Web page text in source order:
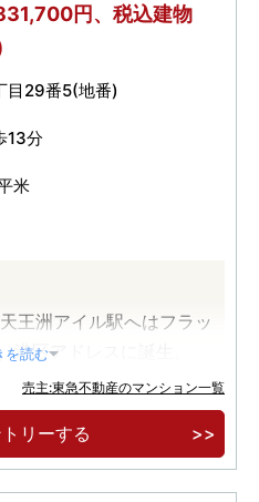
円、税込建物
目29番5(地番)
13分
米
王洲アイル駅へはフラッ
港区アドレスに誕生。
期転借地権付レジデン
に出入りが可能な総戸
を読む
売主:東急不動産のマンション一覧
リーする